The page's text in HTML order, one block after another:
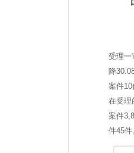
受理一
降
案件10
在受理
案件
件45件